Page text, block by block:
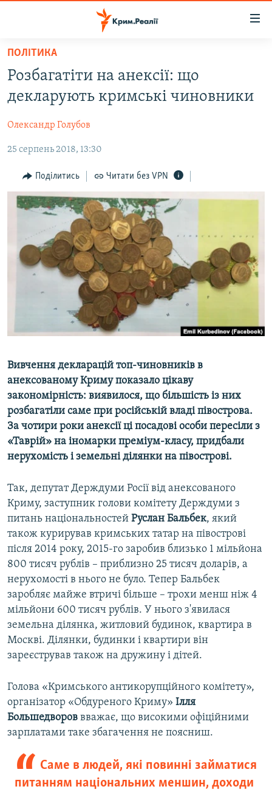
Перейти
основного
матеріалу
до
навігації
Перейти
пошуку
НОВИНИ
ВІДЕО ТА ФОТО
ПОЛІТИКА
БЛОГИ
ПОГЛЯД
ІНТЕРВ'Ю
ВСЕ ЗА ДЕНЬ
СПЕЦПРОЕКТИ
ДЕПОРТАЦІЯ
ВІДЕОУРОКИ «ELIFBE»
СВІДЧЕННЯ ОКУПАЦІЇ
УКРАЇНСЬКА ПРОБЛЕМА КРИМУ
ЯК ОБІЙТИ БЛОКУВАННЯ
Русский
Усі сайти RFE/RL
ПОЛІТИКА
Розбагатіти на анексії: що
декларують кримські чиновники
Олександр Голубов
25 серпень 2018, 13:30
Поділитись Читати без VPN
Вивчення декларацій топ-чиновників в
анексованому Криму показало цікаву
закономірність: виявилося, що більшість із них
розбагатіли саме при російській владі півострова.
За чотири роки анексії ці посадові особи пересіли з
«Таврій» на іномарки преміум-класу, придбали
нерухомість і земельні ділянки на півострові.
Так, депутат Держдуми Росії від анексованого
Криму, заступник голови комітету Держдуми з
питань національностей Руслан Бальбек, який
також курирував кримських татар на півострові
після 2014 року, 2015-го заробив близько 1 мільйона
800 тисяч рублів – приблизно 25 тисяч доларів, а
нерухомості в нього не було. Тепер Бальбек
заробляє майже втричі більше – трохи менш ніж 4
мільйони 600 тисяч рублів. У нього з'явилася
земельна ділянка, житловий будинок, квартира в
Москві. Ділянки, будинки і квартири він
зареєстрував також на дружину і дітей.
Голова «Кримського антикорупційного комітету»,
організатор «Обдуреного Криму» Ілля
Большедворов вважає, що високими офіційними
зарплатами таке збагачення не поясниш.
Саме в людей, які повинні займатися
питанням національних меншин, доходи